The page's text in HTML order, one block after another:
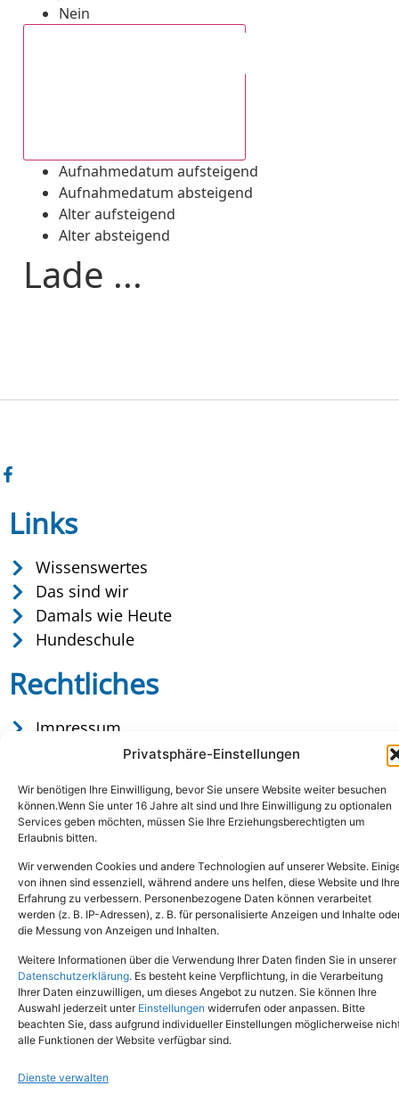
Privatsphäre-Einstellungen
Wir benötigen Ihre Einwilligung, bevor Sie unsere Website weiter besuchen
können.Wenn Sie unter 16 Jahre alt sind und Ihre Einwilligung zu optionalen
Services geben möchten, müssen Sie Ihre Erziehungsberechtigten um
Erlaubnis bitten.
Wir verwenden Cookies und andere Technologien auf unserer Website.
von ihnen sind essenziell, während andere uns helfen, diese Website und Ihre
Erfahrung zu verbessern. Personenbezogene Daten können verarbeitet
werden (z. B. IP-Adressen), z. B. für personalisierte Anzeigen und Inhalte
die Messung von Anzeigen und Inhalten.
Weitere Informationen über die Verwendung Ihrer Daten finden Sie in unserer
Datenschutzerklärung. Es besteht keine Verpflichtung, in die Verarbeitung
Ihrer Daten einzuwilligen, um dieses Angebot zu nutzen. Sie können Ihre
Auswahl jederzeit unter Einstellungen widerrufen oder anpassen. Bitte
beachten Sie, dass aufgrund individueller Einstellungen möglicherweise
alle Funktionen der Website verfügbar sind.
Dienste verwalten
Nein
Aufnahmedatum aufsteigend
Aufnahmedatum absteigend
Alter aufsteigend
Alter absteigend
Lade ...
Links
Wissenswertes
Das sind wir
Damals wie Heute
Hundeschule
Rechtliches
Impressum
Datenschutz
Copyright © 2024. Alle Rechte vorbehalten.
Tel.: (02651) - 77438info@tierheim-mayen.de
In der Pluns 1, 56727 Mayen